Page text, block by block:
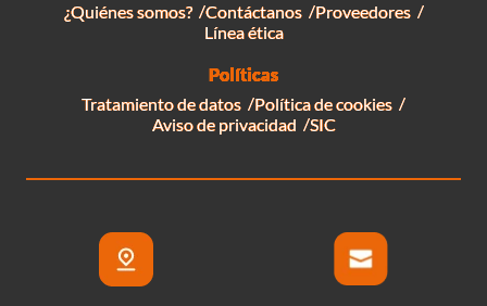
¿Quiénes somos?
Contáctanos
Proveedores
Línea ética
Políticas
Tratamiento de datos
Política de cookies
Aviso de privacidad
SIC